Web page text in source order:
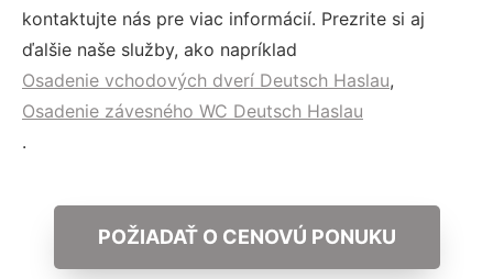
kontaktujte nás pre viac informácií. Prezrite si aj
ďalšie naše služby, ako napríklad
Osadenie vchodových dverí Deutsch Haslau,
Osadenie závesného WC Deutsch Haslau
.
POŽIADAŤ O CENOVÚ PONUKU